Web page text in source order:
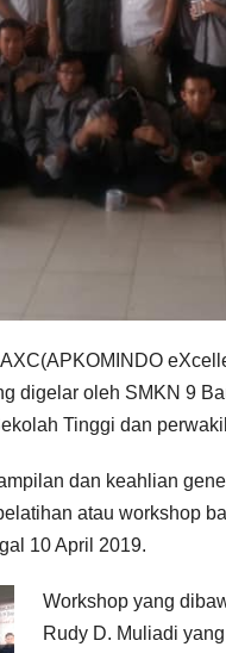
digelar oleh SMKN 9
Tinggi dan
dan keahlian
atau workshop
10 April 2019.
Workshop yang
Rudy D. Muliadi